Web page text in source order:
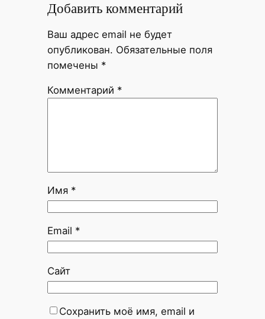
Добавить комментарий
Ваш адрес email не будет
опубликован. Обязательные поля
помечены *
Комментарий *
Имя *
Email *
Сайт
Сохранить моё имя, email и